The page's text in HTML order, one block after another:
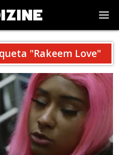
"Rakeem Love"